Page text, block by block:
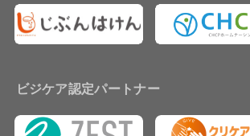
ビジケア認定パートナー